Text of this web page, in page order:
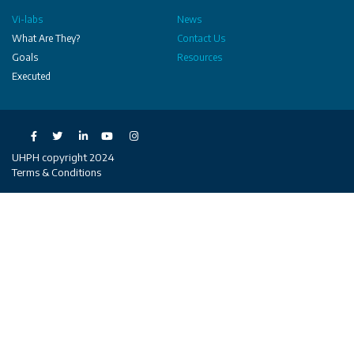
Vi-labs
What Are They?
Goals
Executed
News
Contact Us
Resources
Social
UHPH copyright 2024
Terms & Conditions